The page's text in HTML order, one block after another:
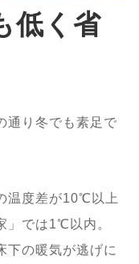
低く省
通り冬でも素足で
温度差が10℃以上
」では1℃以内。
下の暖気が逃げに